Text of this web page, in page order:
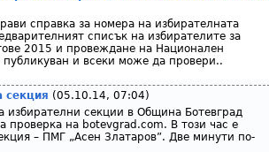
справка за номера на избирателната
списък на избирателите за
2015 и провеждане на Национален
и всеки може да провери..
секция (05.10.14, 07:04)
избирателни секции в Община Ботевград
проверка на botevgrad.com. В този час е
– ПМГ „Асен Златаров”. Две минути по-